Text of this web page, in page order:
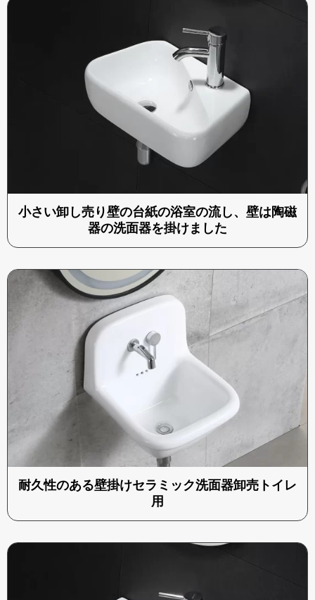
小さい卸し売り壁の台紙の浴室の流し、壁は陶磁
器の洗面器を掛けました
耐久性のある壁掛けセラミック洗面器卸売トイレ
用